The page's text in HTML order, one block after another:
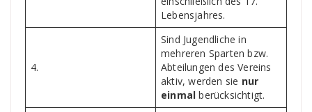
Lebensjahres.
4.
Sind Jugendliche in
mehreren Sparten bzw.
Abteilungen des Vereins
aktiv, werden sie nur
einmal berücksichtigt.